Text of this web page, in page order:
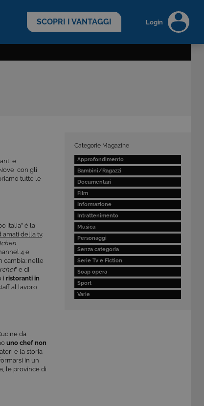
SCOPRI I VANTAGGI Login
Categorie Magazine
Approfondimento
Bambini/Ragazzi
Documentari
Film
Informazione
Intrattenimento
Musica
Personaggi
Senza categoria
Serie Tv e Fiction
Soap opera
Sport
Varie
e
con gli
tutte le
Italia” è la
amati della tv.
4 e
cambia: nelle
” e di
i ristoranti in
al lavoro
da
uno chef non
e la storia
in un
le province di